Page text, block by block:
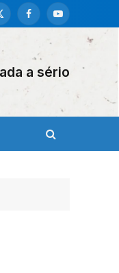
FacebookYouTube
a sério